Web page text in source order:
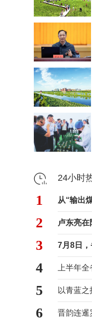
24小时
1 从“输出
2 卢东亮
3
4
5 以青蓝
6